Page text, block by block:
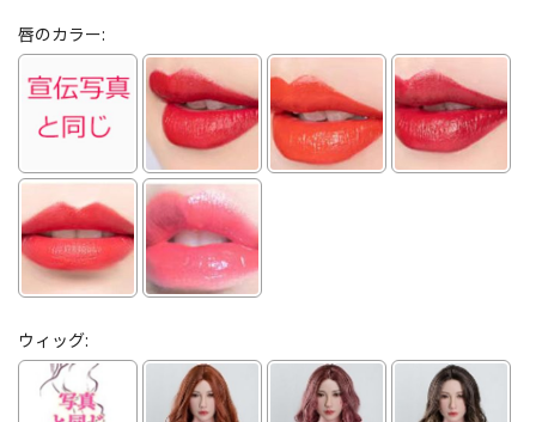
唇のカラー:
ウィッグ: